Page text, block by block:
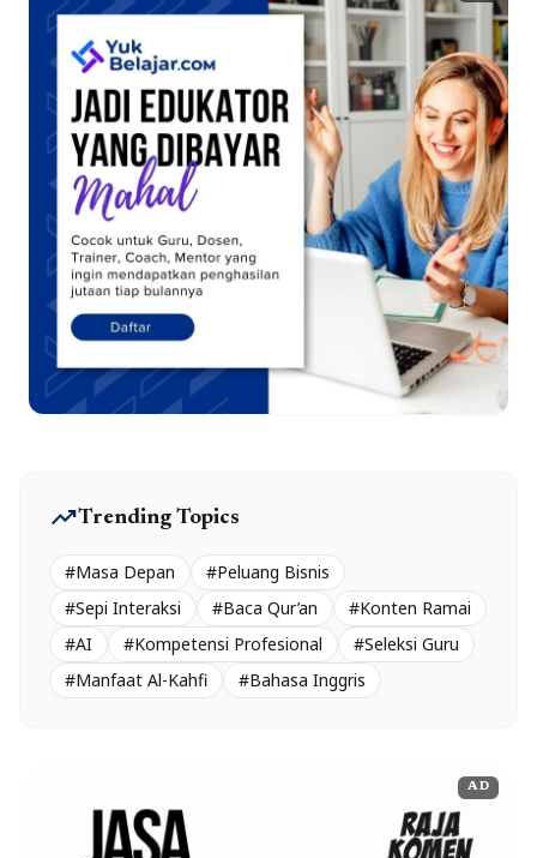
trending_upTrending Topics
#Masa Depan
#Peluang Bisnis
#Sepi Interaksi
#Baca Qur’an
#Konten Ramai
#AI
#Kompetensi Profesional
#Seleksi Guru
#Manfaat Al-Kahfi
#Bahasa Inggris
AD